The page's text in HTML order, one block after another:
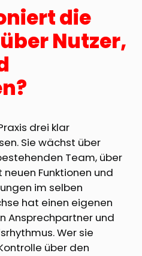
die
Nutzer,
drei klar
Sie wächst über
Team, über
Funktionen und
im selben
hat einen eigenen
Ansprechpartner und
Wer sie
über den